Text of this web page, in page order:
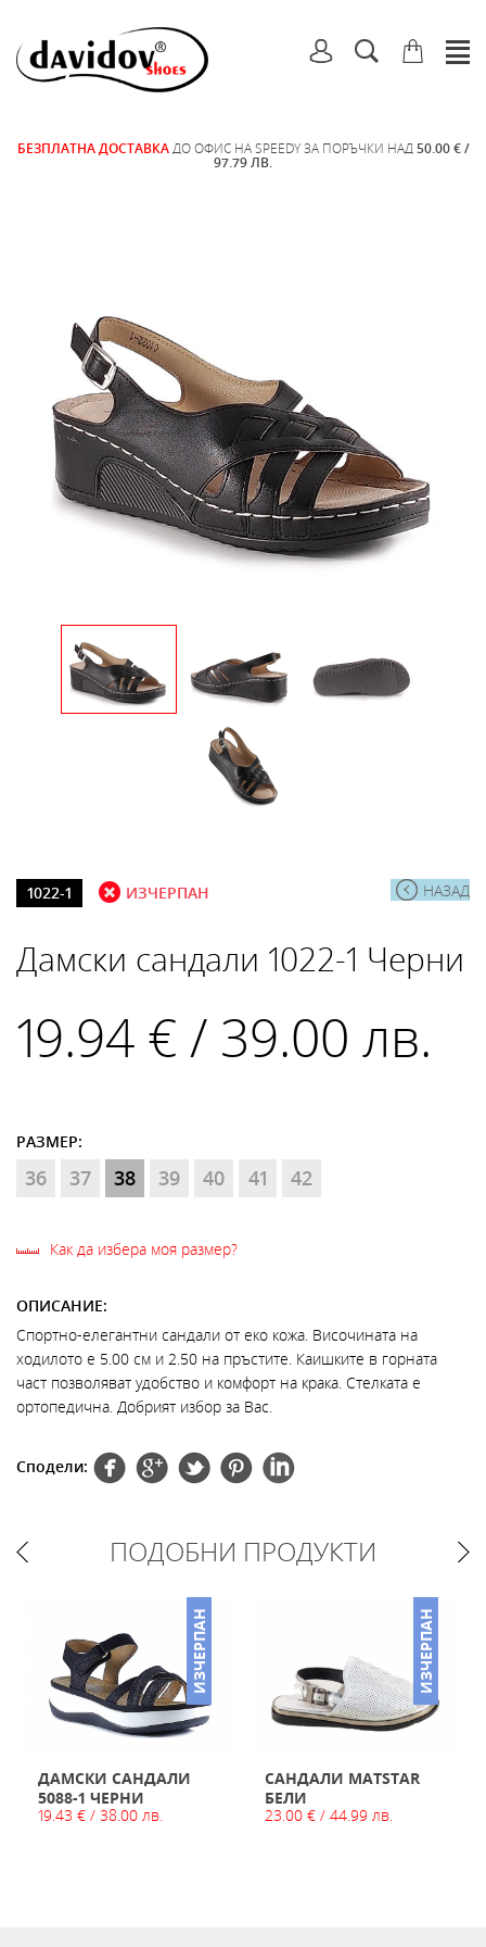
БЕЗПЛАТНА ДОСТАВКА ДО ОФИС НА SPEEDY ЗА ПОРЪЧКИ НАД 50.00 € /
97.79 ЛВ.
НАЗАД
1022-1 ИЗЧЕРПАН
Дамски сандали 1022-1 Черни
19.94 € / 39.00 лв.
РАЗМЕР:
36 37 38 39 40 41 42
Как да избера моя размер?
ОПИСАНИЕ:
Спортно-елегантни сандали от еко кожа. Височината на
ходилото е 5.00 см и 2.50 на пръстите. Каишките в горната
част позволяват удобство и комфорт на крака. Стелката е
ортопедична. Добрият избор за Вас.
Сподели:
ПОДОБНИ ПРОДУКТИ
ИЗЧЕРПАН
ДАМСКИ САНДАЛИ
5088-1 ЧЕРНИ
19.43 € / 38.00 лв.
ИЗЧЕРПАН
САНДАЛИ MATSTAR
БЕЛИ
23.00 € / 44.99 лв.